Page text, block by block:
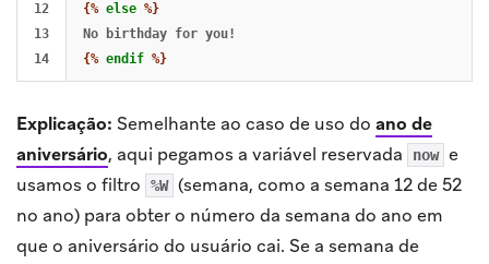
12
13
{% else %}
{% endif %}
Explicação: Semelhante ao caso de uso do ano de
aniversário, aqui pegamos a variável reservada now e
usamos o filtro
%W (semana, como a semana 12 de 52
no ano) para obter o número da semana do ano em
que o aniversário do usuário cai. Se a semana de